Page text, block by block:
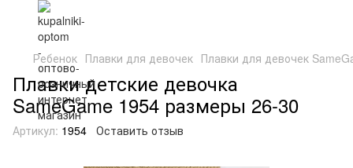
Ребенок Плавки для девочек Плавки для девочек
Плавки детские девочка
SameGame 1954 размеры 26-30
Артикул: 1954 Оставить отзыв